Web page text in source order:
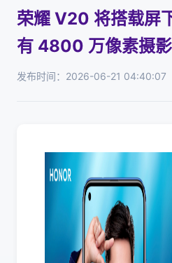
荣耀 V20 将搭载屏
有 4800 万像素摄影
发布时间：2026-06-21 04:40:07